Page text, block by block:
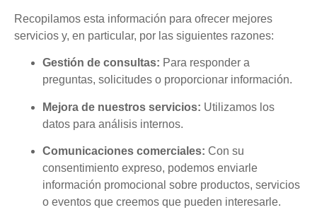
Recopilamos esta información para ofrecer mejores
servicios y, en particular, por las siguientes razones:
Gestión de consultas: Para responder a
preguntas, solicitudes o proporcionar información.
Mejora de nuestros servicios: Utilizamos los
datos para análisis internos.
Comunicaciones comerciales: Con su
consentimiento expreso, podemos enviarle
información promocional sobre productos, servicios
o eventos que creemos que pueden interesarle.